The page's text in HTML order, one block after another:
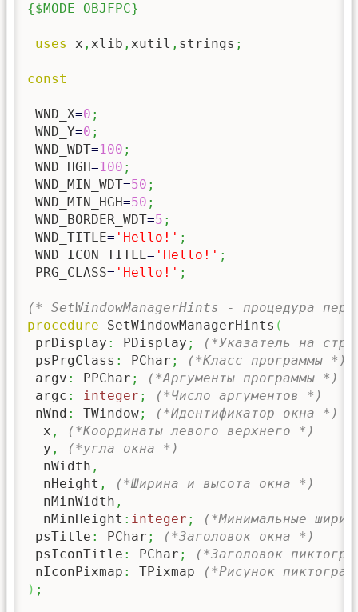
{$MODE OBJFPC}
uses x , xlib , xutil , strings ;
const
WND_X=0 ;
WND_Y=0 ;
WND_WDT=100 ;
WND_HGH=100 ;
WND_MIN_WDT=50 ;
WND_MIN_HGH=50 ;
WND_BORDER_WDT=5 ;
WND_TITLE= 'Hello!' ;
WND_ICON_TITLE= 'Hello!' ;
PRG_CLASS= 'Hello!' ;
(* SetWindowManagerHints - процедура
procedure SetWindowManagerHints (
prDisplay : PDisplay ;
(*Указатель на
psPrgClass : PChar ;
(*Класс программы *)
argv : PPChar ;
(*Аргументы программы *)
argc : integer ;
(*Число аргументов *)
nWnd : TWindow;
(*Идентификатор окна *)
  x
,
(*Координаты левого верхнего *)
  y
,
(*угла окна *)
  nWidth
,
  nHeight
,
(*Ширина и высота окна *)
  nMinWidth
,
  nMinHeight
: integer ;
(*Минимальные
psTitle : PChar ;
(*Заголовок окна *)
psIconTitle : PChar ;
(*Заголовок
nIconPixmap : TPixmap
(*Рисунок
) ;